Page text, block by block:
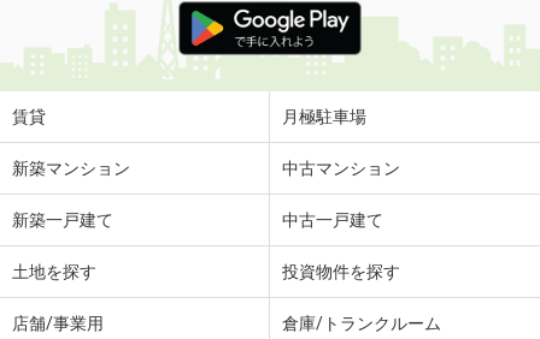
賃貸 月極駐車場
新築マンション 中古マンション
新築一戸建て 中古一戸建て
土地を探す 投資物件を探す
店舗/事業用 倉庫/トランクルーム